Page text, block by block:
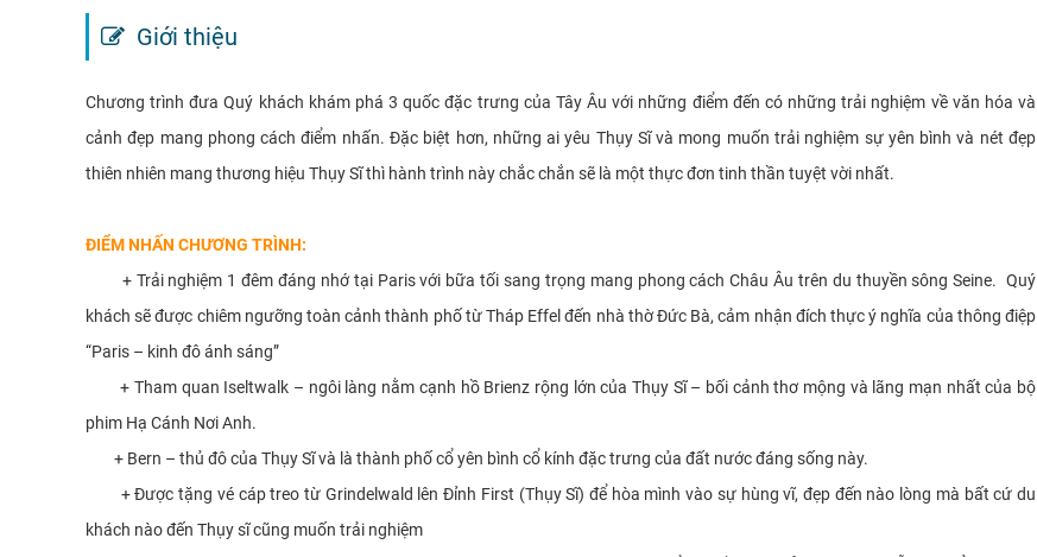
Giới thiệu
Chương trình đưa Quý khách khám phá 3 quốc đặc trưng của Tây Âu với những điểm đến có những trải nghiệm về văn hóa và
cảnh đẹp mang phong cách điểm nhấn. Đặc biệt hơn, những ai yêu Thụy Sĩ và mong muốn trải nghiệm sự yên bình và nét đẹp
thiên nhiên mang thương hiệu Thụy Sĩ thì hành trình này chắc chắn sẽ là một thực đơn tinh thần tuyệt vời nhất.
ĐIỂM NHẤN CHƯƠNG TRÌNH:
+ Trải nghiệm 1 đêm đáng nhớ tại Paris với bữa tối sang trọng mang phong cách Châu Âu trên du thuyền sông Seine. Quý
khách sẽ được chiêm ngưỡng toàn cảnh thành phố từ Tháp Effel đến nhà thờ Đức Bà, cảm nhận đích thực ý nghĩa của thông điệp
“Paris – kinh đô ánh sáng”
+ Tham quan Iseltwalk – ngôi làng nằm cạnh hồ Brienz rộng lớn của Thụy Sĩ – bối cảnh thơ mộng và lãng mạn nhất của bộ
phim Hạ Cánh Nơi Anh.
+ Bern – thủ đô của Thụy Sĩ và là thành phố cổ yên bình cổ kính đặc trưng của đất nước đáng sống này.
+ Được tặng vé cáp treo từ Grindelwald lên Đỉnh First (Thụy Sĩ) để hòa mình vào sự hùng vĩ, đẹp đến nào lòng mà bất cứ du
khách nào đến Thụy sĩ cũng muốn trải nghiệm